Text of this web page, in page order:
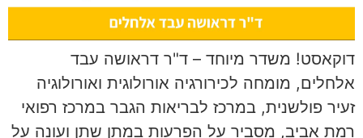
דוקאסט! משדר מיוחד – ד"ר דראושה עבד
אלחלים, מומחה לכירורגיה אורולוגית ואורולוגיה
זעיר פולשנית, במרכז לבריאות הגבר במרכז רפואי
רמת אביב, מסביר על הפרעות במתן שתן ועונה על